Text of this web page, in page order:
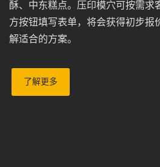
酥、中东糕点。压印模穴可按需求
方按钮填写表单，将会获得初步报
解适合的方案。
了解更多